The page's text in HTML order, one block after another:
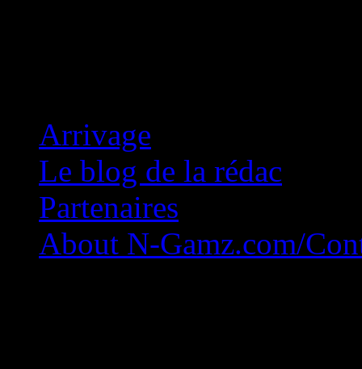
Arrivage
Le blog de la rédac
Partenaires
About N-Gamz.com/